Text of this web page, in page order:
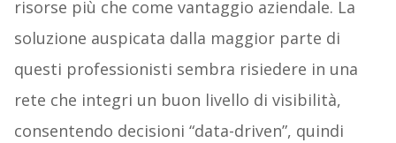
risorse più che come vantaggio aziendale. La
soluzione auspicata dalla maggior parte di
questi professionisti sembra risiedere in una
rete che integri un buon livello di visibilità,
consentendo decisioni “data-driven”, quindi